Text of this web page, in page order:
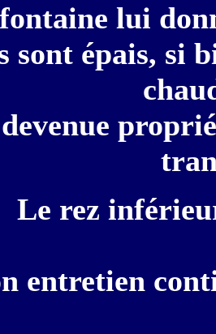
lui
sont épais, si
Le rez
entretien